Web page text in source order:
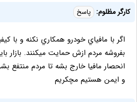
كارگر مظلوم: پاسخ
اگر با مافياي خودرو همكاري نكنه و با
بفروشه مردم ازش حمايت ميكنند. بازار
انحصار مافيا خارج بشه تا مردم منتفع
و ايمن هستيم مچكريم